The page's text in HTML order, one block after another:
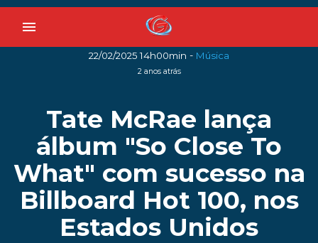
menu
22/02/2025 14h00min - Música
2 anos atrás
Tate McRae lança
álbum "So Close To
What" com sucesso na
Billboard Hot 100, nos
Estados Unidos